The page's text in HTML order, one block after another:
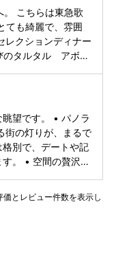
タ。ホロホロとし
表面の香ばしい風
程よい塩気で美味
味、トマトの甘み
す。見た目的に辛
ポークを刻んで、刻
スをリングイネに
の風味とお肉の旨
妙 カリカリベーコ
加わって楽しい。
がよく、オリーブ
の石窯グリル 石
トの桜
り楽しめました。
にまた利用したい
。 こちらは東急歌
ても綺麗で、雰囲
ル ・雲丹のクリ
木県産霧降高原
ン~苺を添えて ・コ
入って出てきて、
魚介の香りがし
どありますが、塩
望です。 • パノラ
街の灯りが、まるで
別で、デートや記
沢：
た場所を想像しが
着きがあります。
ネチャー。外は香
とレビュー件数を表示し